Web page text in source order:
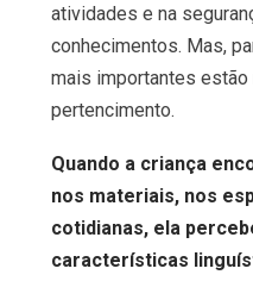
atividades e na
conhecimentos. Mas,
mais importantes estão
pertencimento.
Quando a criança
nos materiais, nos
cotidianas, ela
características